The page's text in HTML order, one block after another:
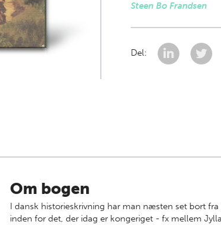
Steen Bo Frandsen
Del:
Om bogen
I dansk historieskrivning har man næsten set bort
inden for det, der idag er kongeriget - fx mellem